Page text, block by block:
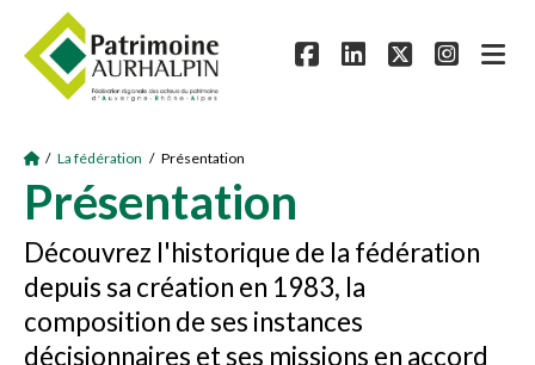
/ La fédération / Présentation
Présentation
Découvrez l'historique de la fédération
depuis sa création en 1983, la
composition de ses instances
décisionnaires et ses missions en accord